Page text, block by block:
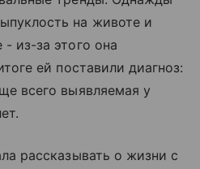
на животе и
из-за этого она
ей поставили диагноз:
всего выявляемая у
рассказывать о жизни с